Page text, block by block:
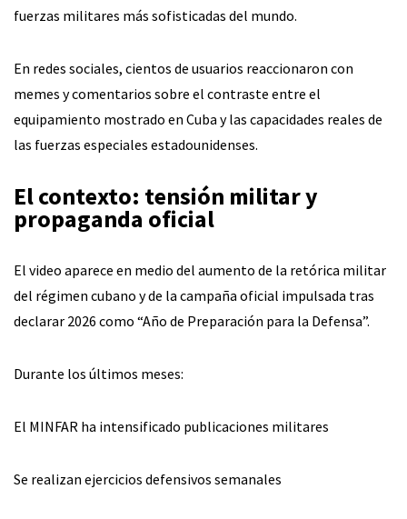
fuerzas militares más sofisticadas del mundo.
En redes sociales, cientos de usuarios reaccionaron con
memes y comentarios sobre el contraste entre el
equipamiento mostrado en Cuba y las capacidades reales de
las fuerzas especiales estadounidenses.
El contexto: tensión militar y
propaganda oficial
El video aparece en medio del aumento de la retórica militar
del régimen cubano y de la campaña oficial impulsada tras
declarar 2026 como “Año de Preparación para la Defensa”.
Durante los últimos meses:
El MINFAR ha intensificado publicaciones militares
Se realizan ejercicios defensivos semanales